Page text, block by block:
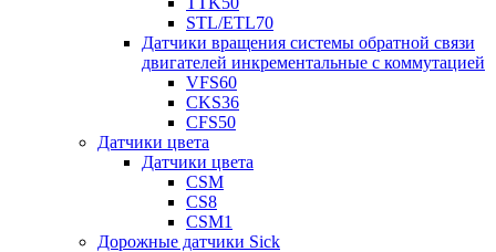
STL/ETL70
Датчики вращения системы обратной связи
двигателей инкрементальные с коммутацией
VFS60
CKS36
CFS50
Датчики цвета
Датчики цвета
CSM
CS8
CSM1
Дорожные датчики Sick